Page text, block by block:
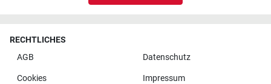
RECHTLICHES
AGB
Datenschutz
Cookies Impressum